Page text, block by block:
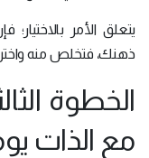
يتعلق الأمر
ذهنك، فتخلص منه
الخطوة
مع الذات